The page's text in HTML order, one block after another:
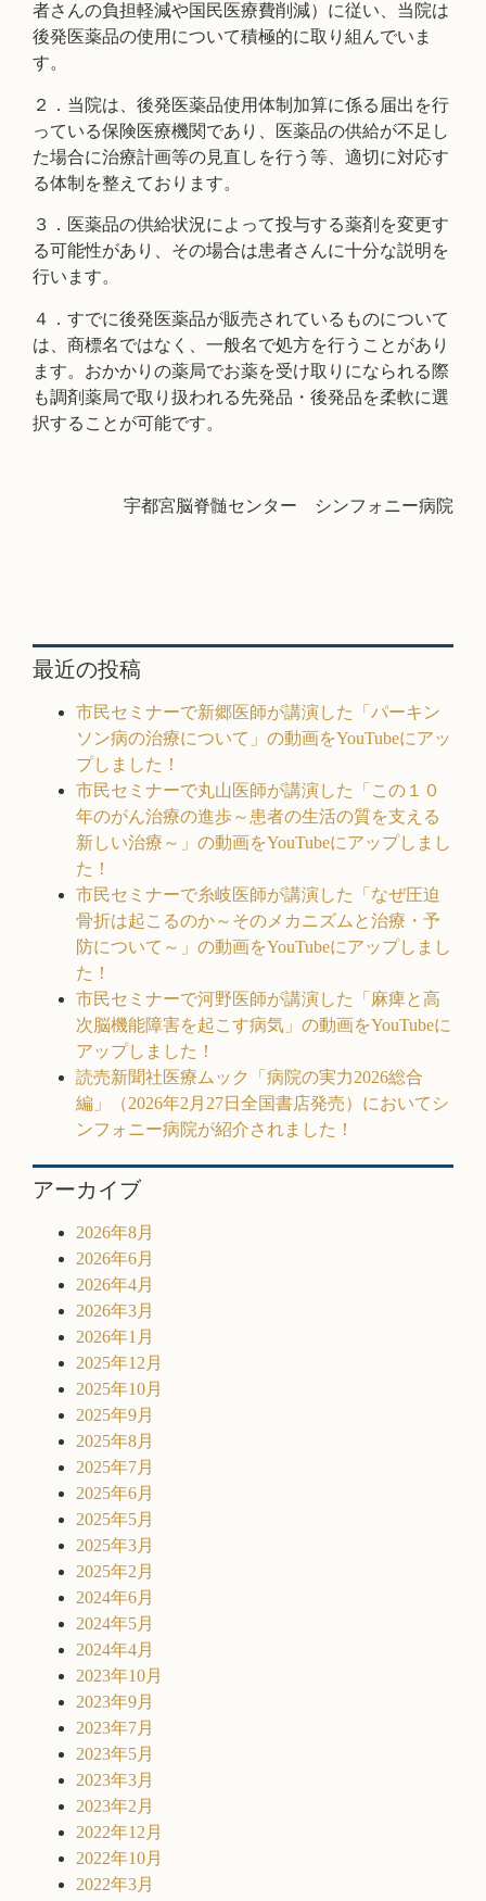
者さんの負担軽減や国民医療費削減）に従い、当院は
後発医薬品の使用について積極的に取り組んでいま
す。
２．当院は、後発医薬品使⽤体制加算に係る届出を⾏
っている保険医療機関であり、医薬品の供給が不⾜し
た場合に治療計画等の⾒直しを⾏う等、適切に対応す
る体制を整えております。
３．医薬品の供給状況によって投与する薬剤を変更す
る可能性があり、その場合は患者さんに十分な説明を
行います。
４．すでに後発医薬品が販売されているものについて
は、商標名ではなく、一般名で処方を行うことがあり
ます。おかかりの薬局でお薬を受け取りになられる際
も調剤薬局で取り扱われる先発品・後発品を柔軟に選
択することが可能です。
宇都宮脳脊髄センター シンフォニー病院
最近の投稿
市民セミナーで新郷医師が講演した「パーキン
ソン病の治療について」の動画をYouTubeにアッ
プしました！
市民セミナーで丸山医師が講演した「この１０
年のがん治療の進歩～患者の生活の質を支える
新しい治療～」の動画をYouTubeにアップしまし
た！
市民セミナーで糸岐医師が講演した「なぜ圧迫
骨折は起こるのか～そのメカニズムと治療・予
防について～」の動画をYouTubeにアップしまし
た！
市民セミナーで河野医師が講演した「麻痺と高
次脳機能障害を起こす病気」の動画をYouTubeに
アップしました！
読売新聞社医療ムック「病院の実力2026総合
編」（2026年2月27日全国書店発売）においてシ
ンフォニー病院が紹介されました！
アーカイブ
2026年8月
2026年6月
2026年4月
2026年3月
2026年1月
2025年12月
2025年10月
2025年9月
2025年8月
2025年7月
2025年6月
2025年5月
2025年3月
2025年2月
2024年6月
2024年5月
2024年4月
2023年10月
2023年9月
2023年7月
2023年5月
2023年3月
2023年2月
2022年12月
2022年10月
2022年3月